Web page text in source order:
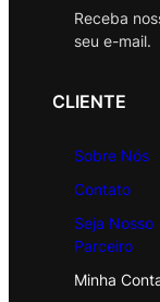
Receba
seu e-mail.
CLIENTE
Sobre Nós
Contato
Seja Nosso
Parceiro
Minha